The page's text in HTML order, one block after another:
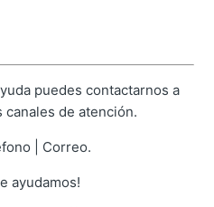
puedes contactarnos a
de atención.
| Correo.
ayudamos!